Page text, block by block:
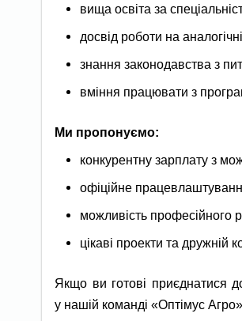
вища освіта за
досвід роботи на
знання законодавства з
вміння працювати з
Ми пропонуємо:
конкурентну зарплату з
офіційне
можливість професійного
цікаві проекти та дружній
Якщо ви готові приєднатися
у нашій команді «Оптімус